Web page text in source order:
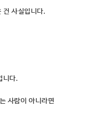
건 사실입니다.
니다.
사람이 아니라면